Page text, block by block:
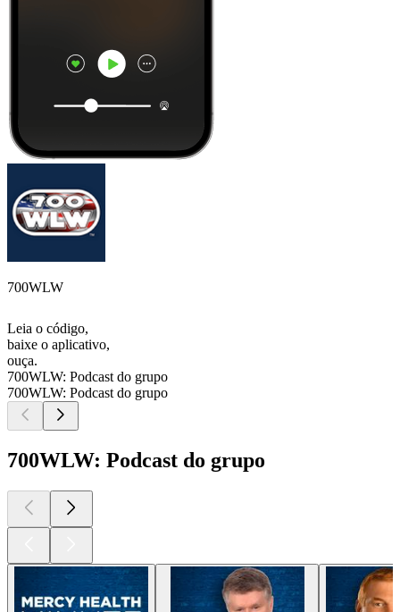
700WLW
Leia o código,
baixe o aplicativo,
ouça.
700WLW: Podcast do grupo
700WLW: Podcast do grupo
700WLW: Podcast do grupo